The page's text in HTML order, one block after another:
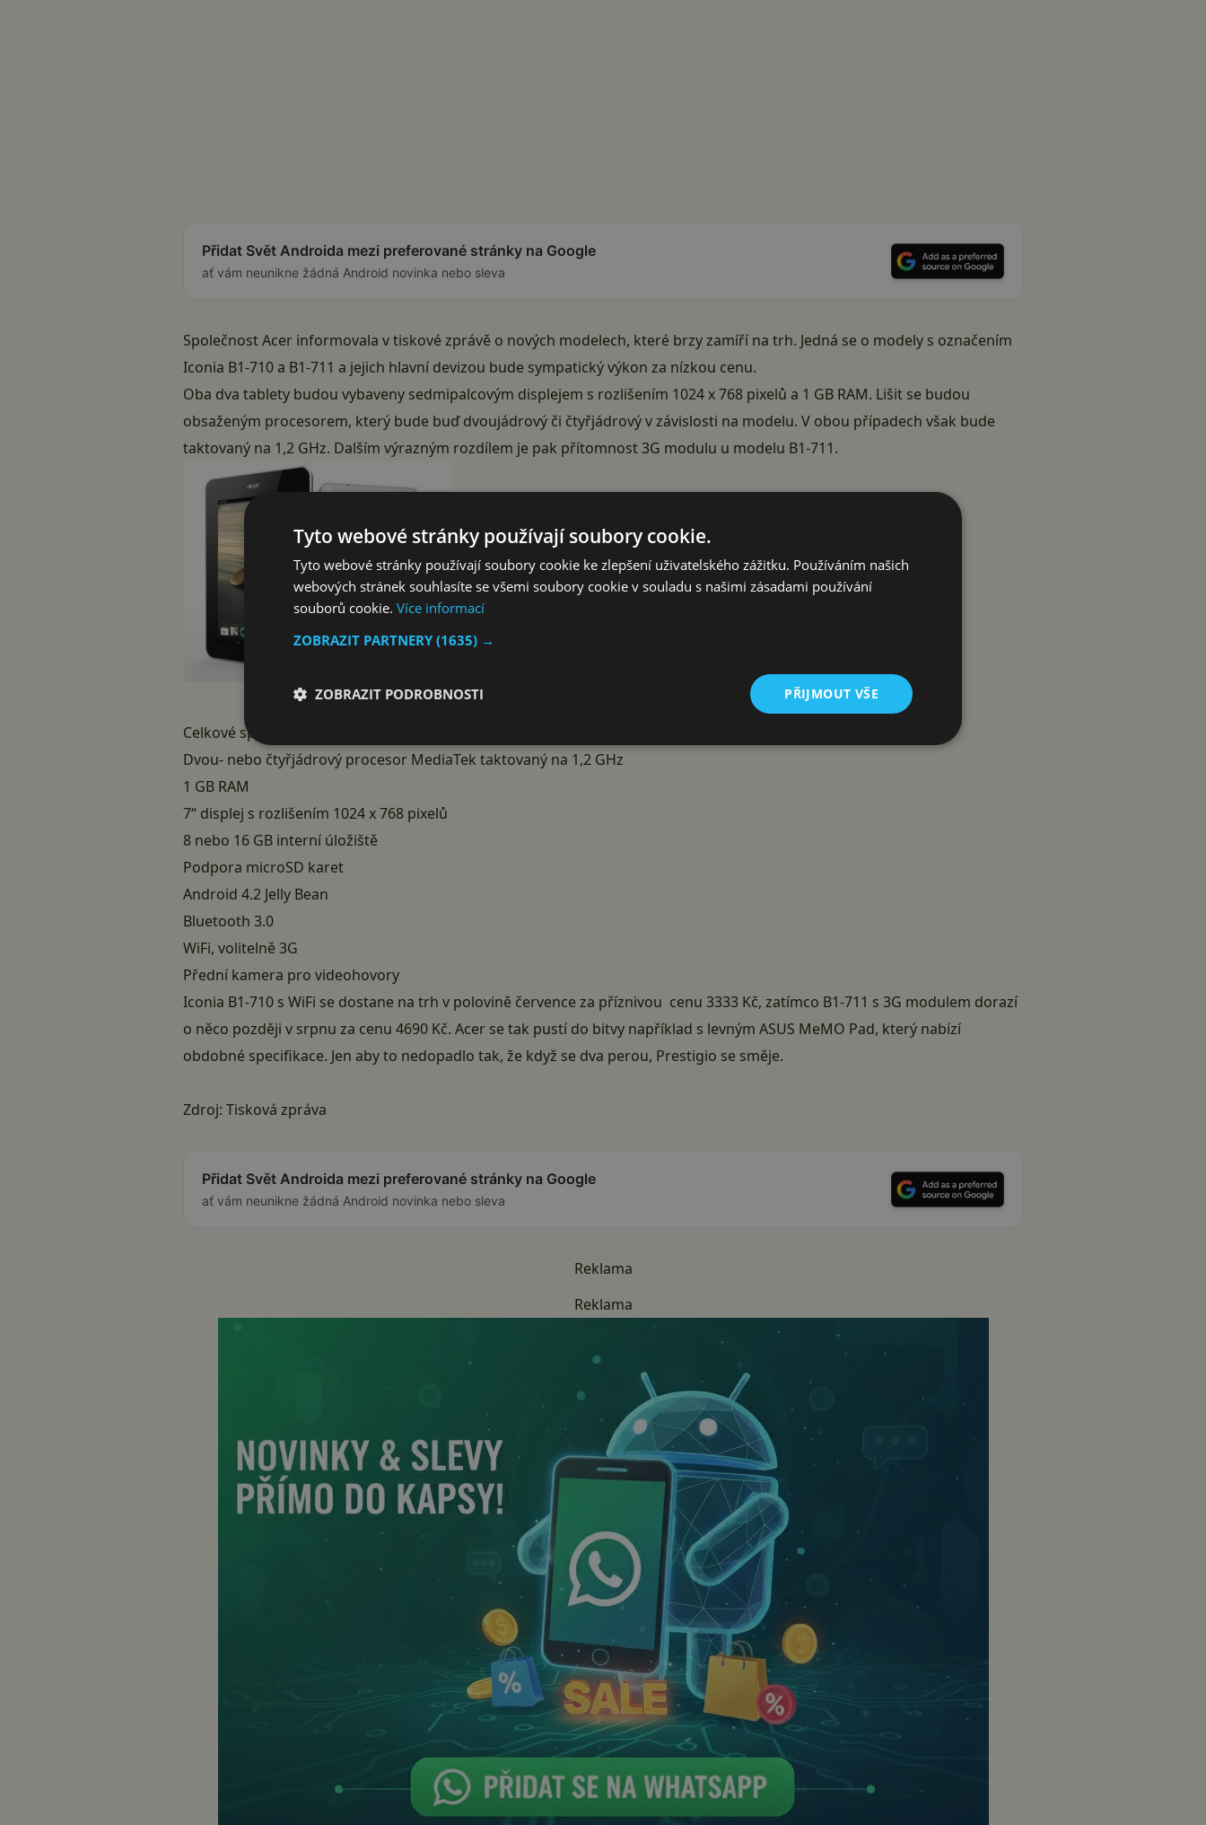
Přidat Svět Androida mezi preferované stránky na Google
ať vám neunikne žádná Android novinka nebo sleva
Společnost Acer informovala v tiskové zprávě o nových modelech, které brzy zamíří na trh. Jedná se o modely s označením
Iconia B1-710 a B1-711 a jejich hlavní devizou bude sympatický výkon za nízkou cenu.
Oba dva tablety budou vybaveny sedmipalcovým displejem s rozlišením 1024 x 768 pixelů a 1 GB RAM. Lišit se budou
obsaženým procesorem, který bude buď dvoujádrový či čtyřjádrový v závislosti na modelu. V obou případech však bude
taktovaný na 1,2 GHz. Dalším výrazným rozdílem je pak přítomnost 3G modulu u modelu B1-711.
Celkové specifikace vypadají následovně:
Dvou- nebo čtyřjádrový procesor MediaTek taktovaný na 1,2 GHz
1 GB RAM
7“ displej s rozlišením 1024 x 768 pixelů
8 nebo 16 GB interní úložiště
Podpora microSD karet
Android 4.2 Jelly Bean
Bluetooth 3.0
WiFi, volitelně 3G
Přední kamera pro videohovory
Iconia B1-710 s WiFi se dostane na trh v polovině července za příznivou cenu 3333 Kč, zatímco B1-711 s 3G modulem dorazí
o něco později v srpnu za cenu 4690 Kč. Acer se tak pustí do bitvy například s levným ASUS MeMO Pad, který nabízí
obdobné specifikace. Jen aby to nedopadlo tak, že když se dva perou, Prestigio se směje.
Zdroj: Tisková zpráva
Přidat Svět Androida mezi preferované stránky na Google
ať vám neunikne žádná Android novinka nebo sleva
Reklama
Reklama
Tyto webové stránky používají soubory cookie.
Tyto webové stránky používají soubory cookie ke zlepšení uživatelského zážitku. Používáním našich
webových stránek souhlasíte se všemi soubory cookie v souladu s našimi zásadami používání
souborů cookie. Více informací
ZOBRAZIT PARTNERY(1635) →
PŘIJMOUT VŠE
ZOBRAZIT PODROBNOSTI